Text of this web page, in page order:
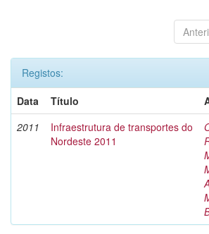
Registos:
Data
Título
2011
Infraestrutura de transportes do
Nordeste 2011